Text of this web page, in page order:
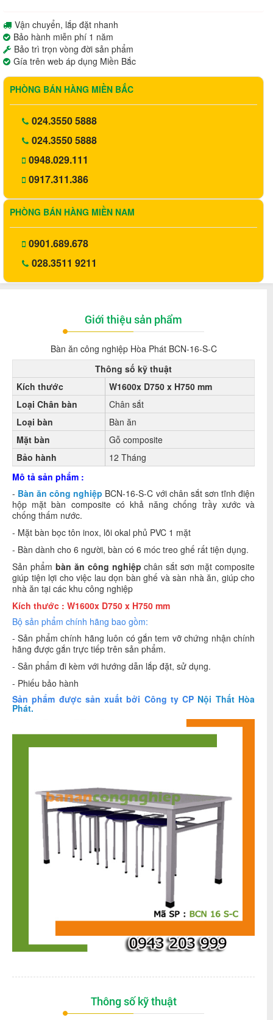
Vận chuyển, lắp đặt nhanh
Bảo hành miễn phí 1 năm
Bảo trì trọn vòng đời sản phẩm
Gía trên web áp dụng Miền Bắc
PHÒNG BÁN HÀNG MIỀN BẮC
024.3550 5888
024.3550 5888
0948.029.111
0917.311.386
PHÒNG BÁN HÀNG MIỀN NAM
0901.689.678
028.3511 9211
Giới thiệu sản phẩm
Bàn ăn công nghiệp Hòa Phát BCN-16-S-C
Thông số kỹ thuật
Kích thước
W1600x D750 x H750 mm
Loại Chân bàn
Chân sắt
Loại bàn
Bàn ăn
Mặt bàn
Gỗ composite
Bảo hành
12 Tháng
Mô tả sản phẩm :
- Bàn ăn công nghiệp BCN-16-S-C với chân sắt sơn tĩnh điện
hộp mặt bàn composite có khả năng chống trầy xước và
chống thấm nước.
- Mặt bàn bọc tôn inox, lõi okal phủ PVC 1 mặt
- Bàn dành cho 6 người, bàn có 6 móc treo ghế rất tiện dụng.
Sản phẩm bàn ăn công nghiệp chân sắt sơn mặt composite
giúp tiện lợi cho việc lau dọn bàn ghế và sàn nhà ăn, giúp cho
nhà ăn tại các khu công nghiệp
Kích thước : W1600x D750 x H750 mm
Bộ sản phẩm chính hãng bao gồm:
- Sản phẩm chính hãng luôn có gắn tem vỡ chứng nhận chính
hãng được gắn trực tiếp trên sản phẩm.
- Sản phẩm đi kèm với hướng dẫn lắp đặt, sử dụng.
- Phiếu bảo hành
Sản phẩm được sản xuất bởi Công ty CP Nội Thất Hòa
Phát.
Thông số kỹ thuật